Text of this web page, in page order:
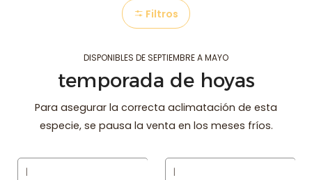
Filtros
DISPONIBLES DE SEPTIEMBRE A MAYO
temporada de hoyas
Para asegurar la correcta aclimatación de esta
especie, se pausa la venta en los meses fríos.
| |